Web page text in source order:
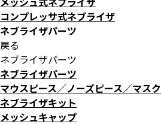
コンプレッサ式ネブライザ
ネブライザパーツ
戻る
ネブライザパーツ
ネブライザパーツ
マウスピース／ノーズピース／マスク
ネブライザキット
メッシュキャップ